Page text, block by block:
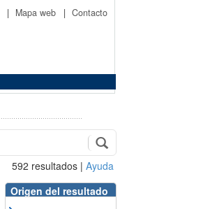
| Mapa web | Contacto
592 resultados | Ayuda
Origen del resultado